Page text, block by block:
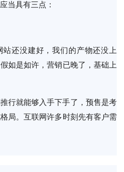
当具有三点：
站还没建好，我们的产物还没上
如是如许，营销已晚了，基础上
行就能够入手下手了，预售是考
局。互联网许多时刻先有客户需